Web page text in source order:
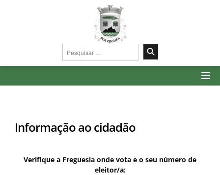
Pesquisar
por:
Informação ao cidadão
Verifique a Freguesia onde vota e o seu número de
eleitor/a: